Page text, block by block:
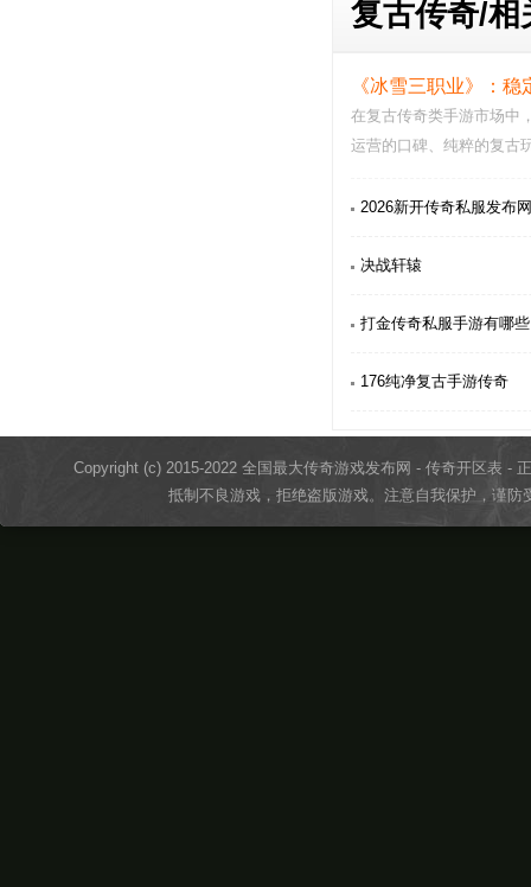
复古传奇/相
《冰雪三职业》：
在复古传奇类手游市场中
运营的口碑、纯粹的复古
2026新开传奇私服发布
决战轩辕
打金传奇私服手游有哪
176纯净复古手游传奇
Copyright (c) 2015-2022 全国最大传奇游戏发布网 - 传奇开区表 -
抵制不良游戏，拒绝盗版游戏。注意自我保护，谨